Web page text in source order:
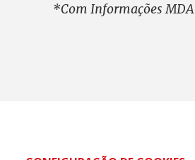
*Com Informações MDA